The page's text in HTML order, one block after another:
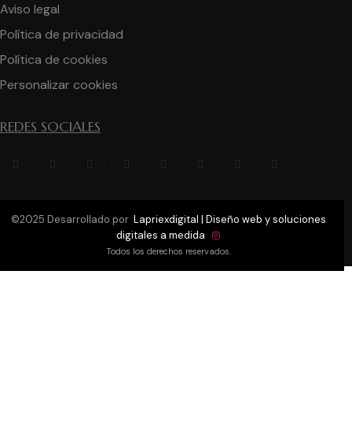
Aviso legal
Política de privacidad
Política de cookies
Personalizar cookies
REDES SOCIALES
©2025 Desarrollado por Lapriexdigital | Diseño web y soluciones
digitales a medida
Todos los derechos reservados.